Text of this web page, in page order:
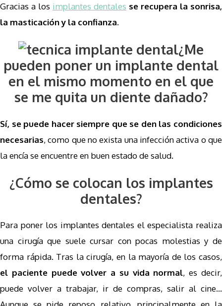
Gracias a los implantes dentales se recupera la sonrisa,
la masticación y la confianza.
¿Me
pueden poner un implante dental
en el mismo momento en el que
se me quita un diente dañado?
Sí, se puede hacer siempre que se den las condiciones
necesarias, como que no exista una infección activa o que
la encía se encuentre en buen estado de salud.
¿Cómo se colocan los implantes
dentales?
Para poner los implantes dentales el especialista realiza
una cirugía que suele cursar con pocas molestias y de
forma rápida. Tras la cirugía, en la mayoría de los casos,
el paciente puede volver a su vida normal, es decir,
puede volver a trabajar, ir de compras, salir al cine…